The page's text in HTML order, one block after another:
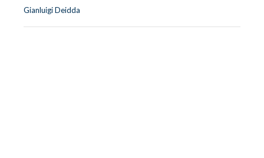
Gianluigi Deidda